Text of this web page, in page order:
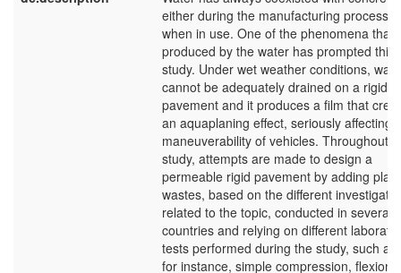
either during the manufacturing process
when in use. One of the phenomena that
produced by the water has prompted this
study. Under wet weather conditions,
cannot be adequately drained on a rigid
pavement and it produces a film that
an aquaplaning effect, seriously affecting
maneuverability of vehicles. Throughout
study, attempts are made to design a
permeable rigid pavement by adding
wastes, based on the different
related to the topic, conducted in several
countries and relying on different
tests performed during the study, such as,
for instance, simple compression, flexion,